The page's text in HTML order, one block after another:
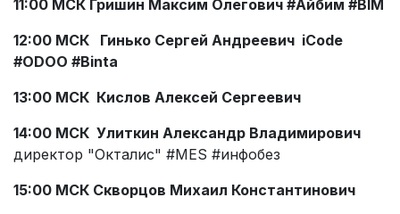
11:00 МСК Гришин Максим Олегович #Айбим #BIM
12:00 МСК Гинько Сергей Андреевич iCode
#ODOO #Binta
13:00 МСК Кислов Алексей Сергеевич
14:00 МСК Улиткин Александр Владимирович
директор "Окталис" #MES #инфобез
15:00 МСК Скворцов Михаил Константинович